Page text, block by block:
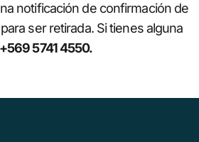
notificación de confirmación de
ser retirada. Si tienes alguna
+569 5741 4550.